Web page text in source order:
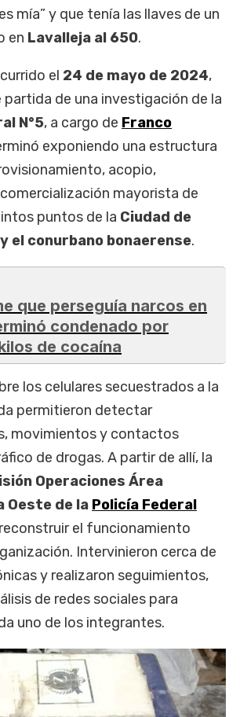
mía” y que tenía las llaves de un
en Lavalleja al 650.
el 24 de mayo de 2024,
de una investigación de la
N°5, a cargo de Franco
exponiendo una estructura
acopio,
mayorista de
puntos de la Ciudad de
y el conurbano bonaerense.
que perseguía narcos en
condenado por
de cocaína
los celulares secuestrados a la
permitieron detectar
movimientos y contactos
de drogas. A partir de allí, la
Operaciones Área
Oeste de la Policía Federal
el funcionamiento
Intervinieron cerca de
y realizaron seguimientos,
de redes sociales para
uno de los integrantes.